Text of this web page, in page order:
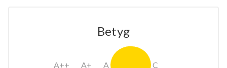
Betyg